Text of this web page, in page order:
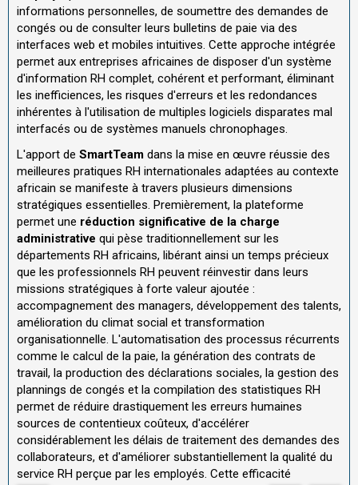
informations personnelles, de soumettre des demandes de
congés ou de consulter leurs bulletins de paie via des
interfaces web et mobiles intuitives. Cette approche intégrée
permet aux entreprises africaines de disposer d'un système
d'information RH complet, cohérent et performant, éliminant
les inefficiences, les risques d'erreurs et les redondances
inhérentes à l'utilisation de multiples logiciels disparates mal
interfacés ou de systèmes manuels chronophages.
L'apport de SmartTeam dans la mise en œuvre réussie des
meilleures pratiques RH internationales adaptées au contexte
africain se manifeste à travers plusieurs dimensions
stratégiques essentielles. Premièrement, la plateforme
permet une réduction significative de la charge
administrative qui pèse traditionnellement sur les
départements RH africains, libérant ainsi un temps précieux
que les professionnels RH peuvent réinvestir dans leurs
missions stratégiques à forte valeur ajoutée :
accompagnement des managers, développement des talents,
amélioration du climat social et transformation
organisationnelle. L'automatisation des processus récurrents
comme le calcul de la paie, la génération des contrats de
travail, la production des déclarations sociales, la gestion des
plannings de congés et la compilation des statistiques RH
permet de réduire drastiquement les erreurs humaines
sources de contentieux coûteux, d'accélérer
considérablement les délais de traitement des demandes des
collaborateurs, et d'améliorer substantiellement la qualité du
service RH perçue par les employés. Cette efficacité